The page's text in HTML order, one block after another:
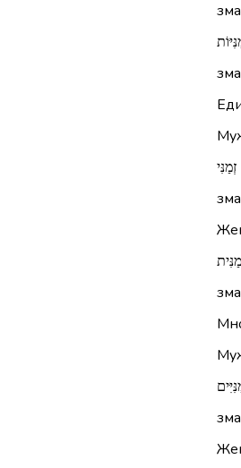
זְמַנִּי